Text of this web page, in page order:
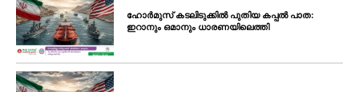
ഹോർമുസ് കടലിടുക്കിൽ പുതിയ കപ്പൽ പാത:
ഇറാനും ഒമാനും ധാരണയിലെത്തി